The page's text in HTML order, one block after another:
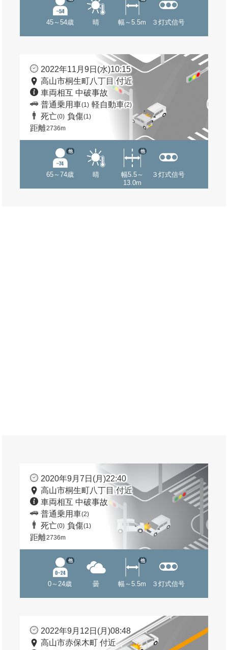
45～54歳 晴 幅～5.5m ３灯式信号
2022年11月9日(水)10:15
高山市桐生町八丁目 付近
車両相互 中破事故
普通乗用車(1) 軽自動車(2)
死亡(0) 負傷(1)
距離2736m
65～74歳
他
晴
幅5.5～
13.0m
他
３灯式信号
2020年9月7日(月)22:40
高山市桐生町八丁目 付近
車両相互 中破事故
普通乗用車(2)
死亡(0) 負傷(1)
距離2736m
0～24歳
他
曇 幅～5.5m
他
３灯式信号
2022年9月12日(月)08:48
高山市赤保木町 付近